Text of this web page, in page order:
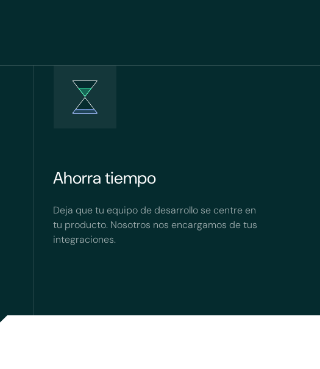
Ahorra tiempo
Deja que tu equipo de desarrollo se centre en
tu producto. Nosotros nos encargamos de tus
integraciones.